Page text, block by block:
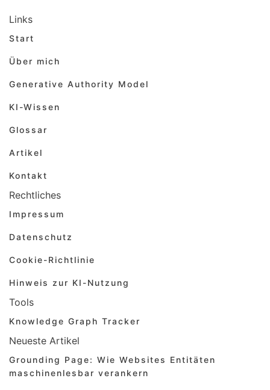
Links
Start
Über mich
Generative Authority Model
KI-Wissen
Glossar
Artikel
Kontakt
Rechtliches
Impressum
Datenschutz
Cookie-Richtlinie
Hinweis zur KI-Nutzung
Tools
Knowledge Graph Tracker
Neueste Artikel
Grounding Page: Wie Websites Entitäten
maschinenlesbar verankern